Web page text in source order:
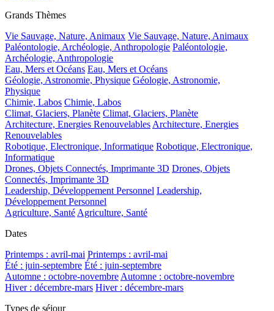
Grands Thèmes
Vie Sauvage, Nature, Animaux Vie Sauvage, Nature, Animaux
Paléontologie, Archéologie, Anthropologie Paléontologie,
Archéologie, Anthropologie
Eau, Mers et Océans Eau, Mers et Océans
Géologie, Astronomie, Physique Géologie, Astronomie,
Physique
Chimie, Labos Chimie, Labos
Climat, Glaciers, Planète Climat, Glaciers, Planète
Architecture, Energies Renouvelables Architecture, Energies
Renouvelables
Robotique, Electronique, Informatique Robotique, Electronique,
Informatique
Drones, Objets Connectés, Imprimante 3D Drones, Objets
Connectés, Imprimante 3D
Leadership, Développement Personnel Leadership,
Développement Personnel
Agriculture, Santé Agriculture, Santé
Dates
Printemps : avril-mai Printemps : avril-mai
Été : juin-septembre Été : juin-septembre
Automne : octobre-novembre Automne : octobre-novembre
Hiver : décembre-mars Hiver : décembre-mars
Types de séjour